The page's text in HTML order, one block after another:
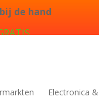
de hand
Electronica